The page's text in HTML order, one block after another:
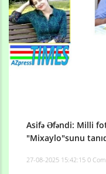
Asifə Əfəndi: Milli
"Mixaylo"sunu
27-08-2025 15:42:15 0